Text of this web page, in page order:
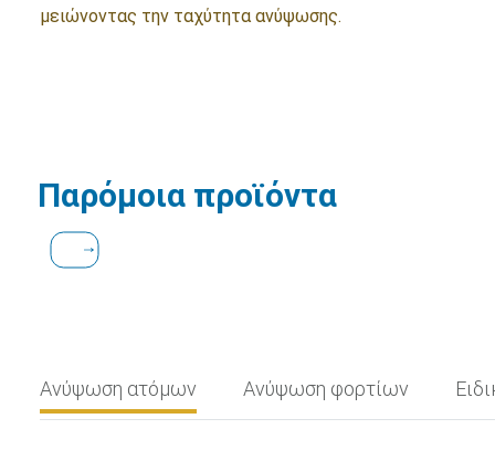
μειώνοντας την ταχύτητα ανύψωσης.
Παρόμοια προϊόντα
Ανύψωση ατόμων Ανύψωση φορτίων